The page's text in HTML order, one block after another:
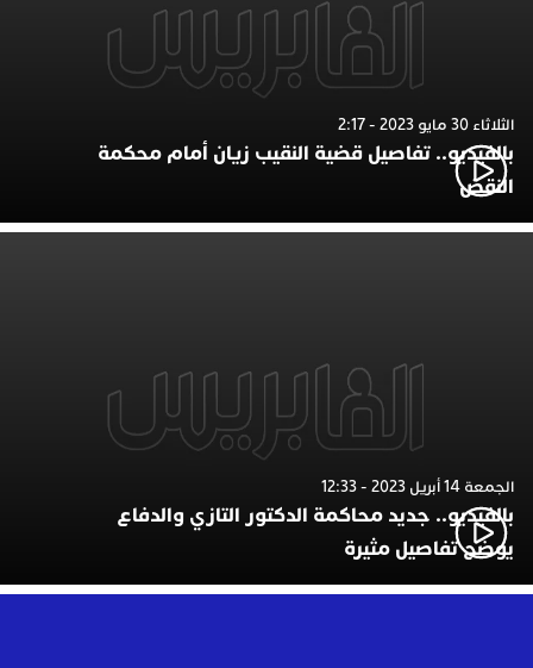
الثلاثاء 30 مايو 2023 - 2:17
بالفيديو.. تفاصيل قضية النقيب زيان أمام محكمة
النقض
الجمعة 14 أبريل 2023 - 12:33
بالفيديو.. جديد محاكمة الدكتور التازي والدفاع
يوضح تفاصيل مثيرة